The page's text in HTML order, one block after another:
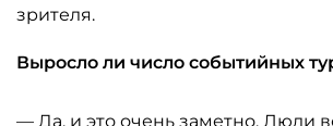
зрителя.
Выросло ли число событийных
— Да, и это очень заметно. Люди